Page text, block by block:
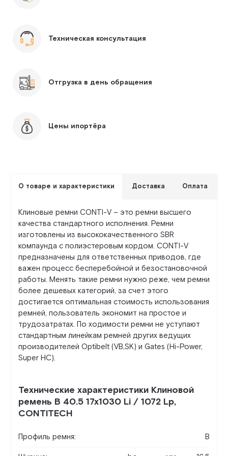
Техническая консультация
Отгрузка в день обращения
Цены ипортёра
О товаре и характеристики Доставка Оплата
Клиновые ремни CONTI-V – это ремни высшего
качества стандартного исполнения. Ремни
изготовлены из высококачественного SBR
компаунда с полиэстеровым кордом. CONTI-V
предназначены для ответственных приводов, где
важен процесс бесперебойной и безостановочной
работы. Менять такие ремни нужно реже, чем ремни
более дешевых категорий, за счет этого
достигается оптимальная стоимость использования
ремней, пользователь экономит на простое и
трудозатратах. По ходимости ремни не уступают
стандартным линейкам ремней других ведущих
производителей Optibelt (VB,SK) и Gates (Hi-Power,
Super HC).
Технические характеристики Клиновой
ремень B 40.5 17x1030 Li / 1072 Lp,
CONTITECH
Профиль ремня: B